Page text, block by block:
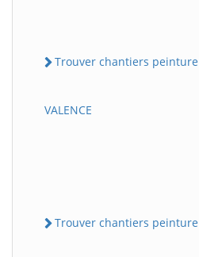
Trouver chantiers peinture
VALENCE
Trouver chantiers peinture